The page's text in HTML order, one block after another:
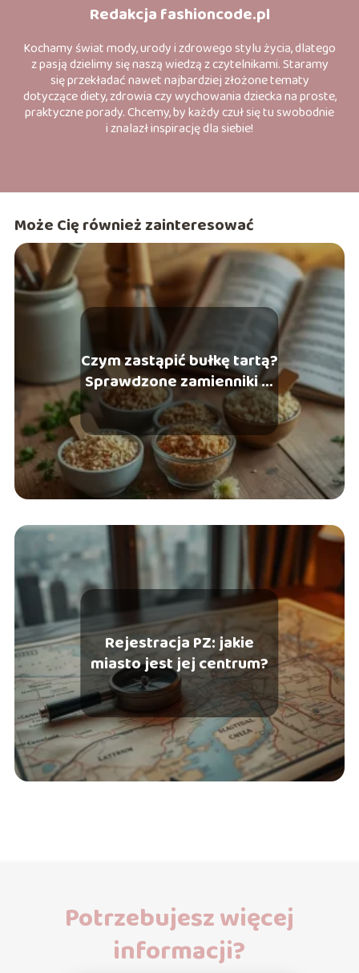
Redakcja fashioncode.pl
Kochamy świat mody, urody i zdrowego stylu życia, dlatego
z pasją dzielimy się naszą wiedzą z czytelnikami. Staramy
się przekładać nawet najbardziej złożone tematy
dotyczące diety, zdrowia czy wychowania dziecka na proste,
praktyczne porady. Chcemy, by każdy czuł się tu swobodnie
i znalazł inspirację dla siebie!
Może Cię również zainteresować
Czym zastąpić bułkę tartą?
Sprawdzone zamienniki w
kuchni
Rejestracja PZ: jakie
miasto jest jej centrum?
Potrzebujesz więcej
informacji?